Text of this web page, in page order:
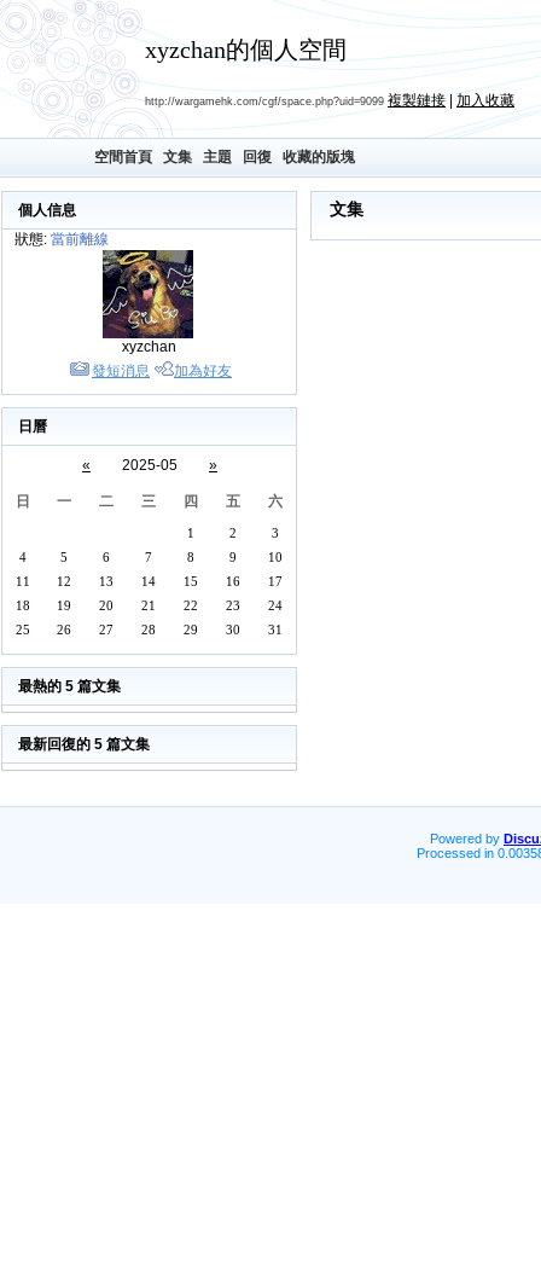
xyzchan的個人空間
http://wargamehk.com/cgf/space.php?uid=9099 複製鏈接 | 加入收藏
空間首頁 文集 主題 回復 收藏的版塊
個人信息
狀態: 當前離線
xyzchan
發短消息
加為好友
日曆
« 2025-05 »
日 一 二 三 四 五 六
1 2
3
4
5 6 7 8 9
10
11
12 13 14 15 16
17
18
19 20 21 22 23
24
25
26 27 28 29 30 31
最熱的 5 篇文集
最新回復的 5 篇文集
文集
Powered by
Processed in